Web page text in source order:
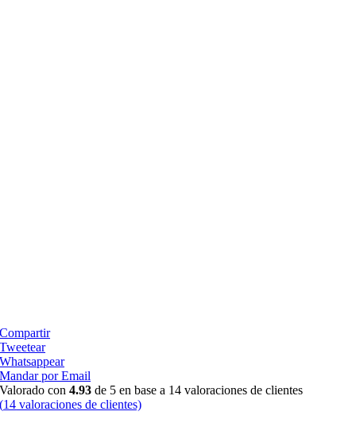
Compartir
Tweetear
Whatsappear
Mandar por Email
Valorado con4.93 de 5 en base a 14 valoraciones de clientes
(14 valoraciones de clientes)